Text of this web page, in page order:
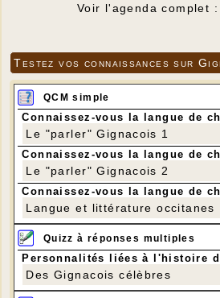
Voir l'agenda complet
Testez vos connaissances sur
QCM simple
Connaissez-vous la langue de
Le "parler" Gignacois 1
Connaissez-vous la langue de
Le "parler" Gignacois 2
Connaissez-vous la langue de
Langue et littérature occitanes
Quizz à réponses multiples
Personnalités liées à l'histoire
Des Gignacois célèbres